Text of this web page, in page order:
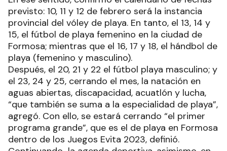
previsto: 10, 11 y 12 de febrero será la instancia
provincial del vóley de playa. En tanto, el 13, 14 y
15, el fútbol de playa femenino en la ciudad de
Formosa; mientras que el 16, 17 y 18, el hándbol de
playa (femenino y masculino).
Después, el 20, 21 y 22 el fútbol playa masculino; y
el 23, 24 y 25, cerrando el mes, la natación en
aguas abiertas, discapacidad, acuatlón y lucha,
“que también se suma a la especialidad de playa”,
agregó. Con ello, se estará cerrando “el primer
programa grande”, que es el de playa en Formosa
dentro de los Juegos Evita 2023, definió.